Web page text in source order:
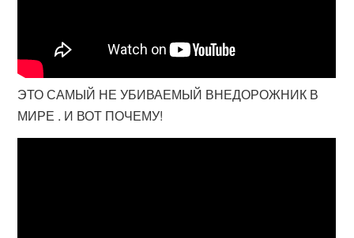
ЭТО САМЫЙ НЕ УБИВАЕМЫЙ ВНЕДОРОЖНИК В
МИРЕ . И ВОТ ПОЧЕМУ!